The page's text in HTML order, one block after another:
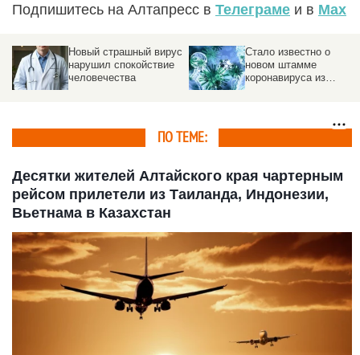
Подпишитесь на Алтапресс в Телеграме и в Max
Новый страшный вирус
нарушил спокойствие
человечества
Стало известно о
новом штамме
коронавируса из
ПО ТЕМЕ:
Десятки жителей Алтайского края чартерным
рейсом прилетели из Таиланда, Индонезии,
Вьетнама в Казахстан